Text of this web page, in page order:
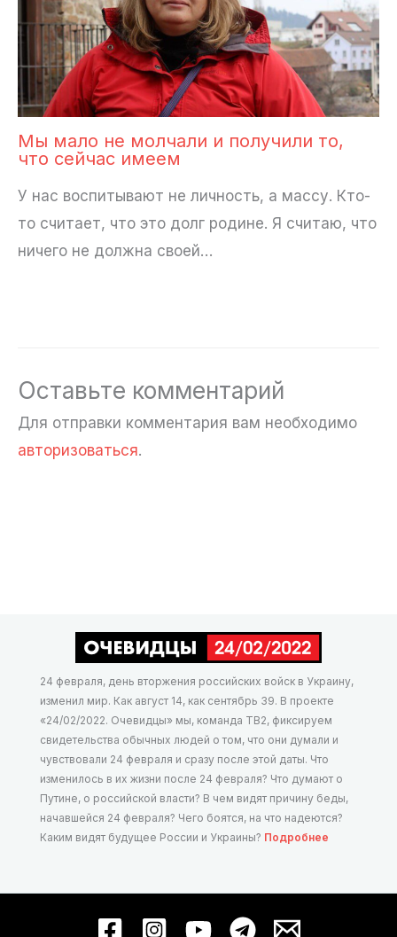
Мы мало не молчали и получили то,
что сейчас имеем
У нас воспитывают не личность, а массу. Кто-
то считает, что это долг родине. Я считаю, что
ничего не должна своей…
Оставьте комментарий
Для отправки комментария вам необходимо
авторизоваться.
24 февраля, день вторжения российских войск в Украину,
изменил мир. Как август 14, как сентябрь 39. В проекте
«24/02/2022. Очевидцы» мы, команда ТВ2, фиксируем
свидетельства обычных людей о том, что они думали и
чувствовали 24 февраля и сразу после этой даты. Что
изменилось в их жизни после 24 февраля? Что думают о
Путине, о российской власти? В чем видят причину беды,
начавшейся 24 февраля? Чего боятся, на что надеются?
Каким видят будущее России и Украины? Подробнее